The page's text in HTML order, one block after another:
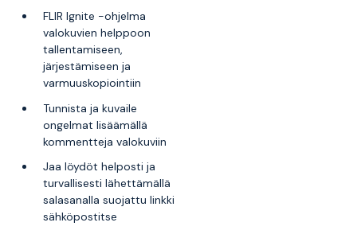
FLIR Ignite -ohjelma
valokuvien helppoon
tallentamiseen,
järjestämiseen ja
varmuuskopiointiin
Tunnista ja kuvaile
ongelmat lisäämällä
kommentteja valokuviin
Jaa löydöt helposti ja
turvallisesti lähettämällä
salasanalla suojattu linkki
sähköpostitse